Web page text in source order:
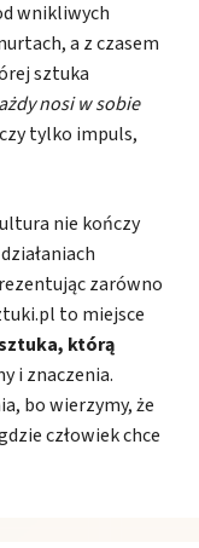
wnikliwych
a z czasem
sztuka
nosi w sobie
tylko impuls,
nie kończy
zarówno
to miejsce
którą
i znaczenia.
bo wierzymy, że
człowiek chce